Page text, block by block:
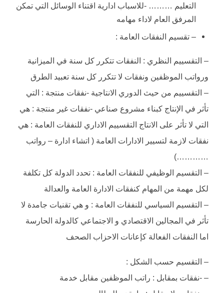
التعليم ……… -للاسباب ادارية اقتناء الوسائل التي تمكن
المرفق العام لاداء مهامه
– تقسيم النفقات العامة :
– التقسييم النظري : النفقات تتكرر كل سنة في الميزانية
ورواتب الموظفين ونفقات لا تتكرر كل سنة تعبيد الطرق
– التقسييم من حيث الدوري الانتاجية -نفقات منتجة : التي
تأثر في الإنتاج كبناء مشروع صناعي -نفقات غير منتجة : هي
التي لا تأثر على الانتاج التقسييم الاداري للنفقات العامة : هي
نفقات لازمة لتسيير الادارات العامة ( اتشاء ادارة – رواتب
…………)
– التقسيم الوظيفي للنفقات العامة : تحدد الدولة كل تكلفة
لكل مهمة من المهام كنفقات الادارة العامة والعدالة
– التقسيم السياسي للنفقات العامة : و هي تقنيات جامدة لا
تأثر في المجالين الاقتصادي و الاجتماعي كالدولة الحارسة
اما النفقات الفعالة كإعانات الاحزاب الصحف
– التقسيم حسب الشكل :
– -نفقات بمقابل : راتب الموظفين مقابل خدمة